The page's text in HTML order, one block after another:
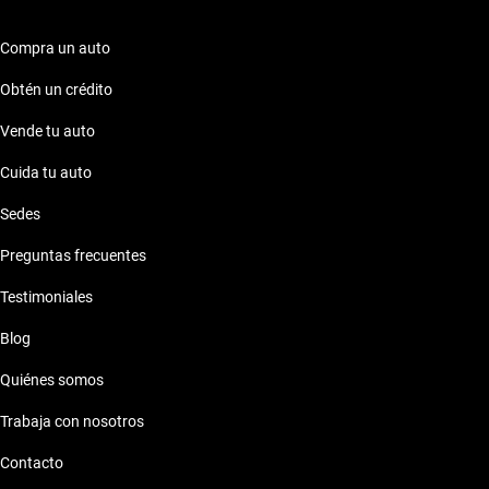
Compra un auto
Obtén un crédito
Vende tu auto
Cuida tu auto
Sedes
Preguntas frecuentes
Testimoniales
Blog
Quiénes somos
Trabaja con nosotros
Contacto